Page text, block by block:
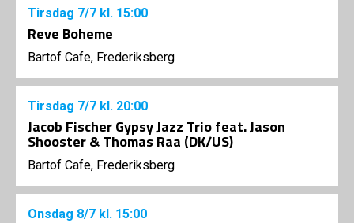
Tirsdag 7/7 kl. 15:00
Reve Boheme
Bartof Cafe, Frederiksberg
Tirsdag 7/7 kl. 20:00
Jacob Fischer Gypsy Jazz Trio feat. Jason
Shooster & Thomas Raa (DK/US)
Bartof Cafe, Frederiksberg
Onsdag 8/7 kl. 15:00